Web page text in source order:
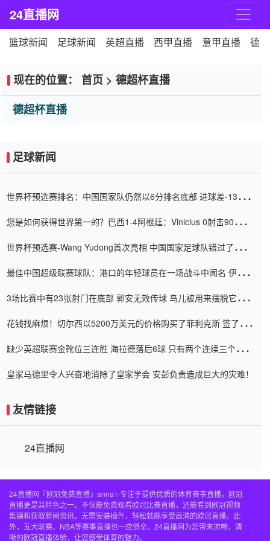
24直播网
篮球新闻 足球新闻 英超直播 西甲直播 意甲直播 德
现在的位置： 首页 > 德超杯直播
德超杯直播
足球新闻
世界杯预选赛排名：中国国家队仍然以6分排名底部 进球差-13令人
您是如何获得世界第一的？巴西1-4阿根廷：Vinicius 0射击90分钟
世界杯预选赛-Wang Yudong首次亮相 中国国家足球队错过了世界
最佳中国超级联赛球队：港口的年轻球员在一场战斗中闻名 伊万放
3场比赛中有23张射门在底部 郭安无效传球 鸟儿被用来摆脱它
花钱找麻烦！切尔西以5200万美元的价格购买了菲利克斯 签了7年
缺少英超联赛金靴位三连胜 海拉德落后6球 只有两个连续三个连续
皇家马德里令人兴奋地消除了皇家学会 安彭负责造成巨大的灾难！
友情链接
24直播网
24直播网『欧冠免费直播』anna✨专注于提供优质的体育赛事直播，欧冠
直播更是其特色之一。不仅能免费观看欧冠比赛直播，还能看到欧冠视频
集锦和获取新闻资讯。无需安装插件，轻松就能享受高清的欧冠直播。此
外，五大联赛、NBA等赛事直播也一应俱全。24直播网为您带来流畅、清
晰的欧冠直播体验，让您感受体育的魅力。